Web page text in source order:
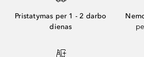
Pristatymas per 1 - 2 darbo
dienas